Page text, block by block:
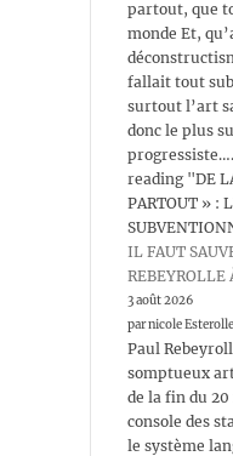
partout, que
monde Et,
fallait tout
surtout l’art
donc le plus
reading "DE
PARTOUT » :
IL FAUT
REBEYROLLE
3 août 2026
par nicole Esterolle
Paul
somptueux
de la fin du
console des
le système